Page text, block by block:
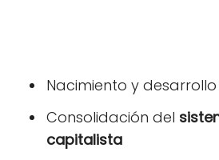
Nacimiento y
Consolidación del
capitalista